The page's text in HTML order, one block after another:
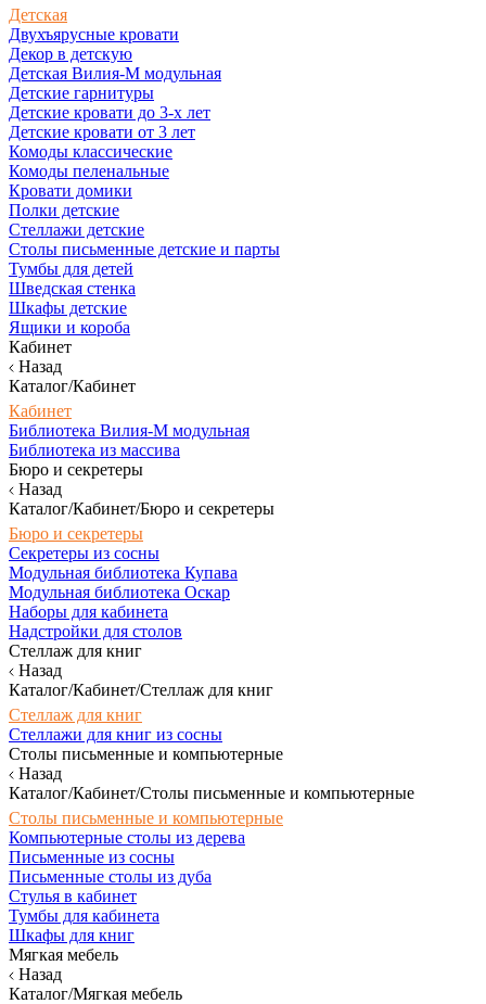
Детская
Двухъярусные кровати
Декор в детскую
Детская Вилия-М модульная
Детские гарнитуры
Детские кровати до 3-х лет
Детские кровати от 3 лет
Комоды классические
Комоды пеленальные
Кровати домики
Полки детские
Стеллажи детские
Столы письменные детские и парты
Тумбы для детей
Шведская стенка
Шкафы детские
Ящики и короба
Кабинет
Назад
Каталог/Кабинет
Кабинет
Библиотека Вилия-М модульная
Библиотека из массива
Бюро и секретеры
Назад
Каталог/Кабинет/Бюро и секретеры
Бюро и секретеры
Секретеры из сосны
Модульная библиотека Купава
Модульная библиотека Оскар
Наборы для кабинета
Надстройки для столов
Стеллаж для книг
Назад
Каталог/Кабинет/Стеллаж для книг
Стеллаж для книг
Стеллажи для книг из сосны
Столы письменные и компьютерные
Назад
Каталог/Кабинет/Столы письменные и компьютерные
Столы письменные и компьютерные
Компьютерные столы из дерева
Письменные из сосны
Письменные столы из дуба
Стулья в кабинет
Тумбы для кабинета
Шкафы для книг
Мягкая мебель
Назад
Каталог/Мягкая мебель